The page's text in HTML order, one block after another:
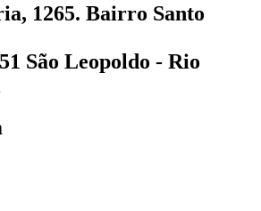
1265. Bairro Santo
São Leopoldo - Rio